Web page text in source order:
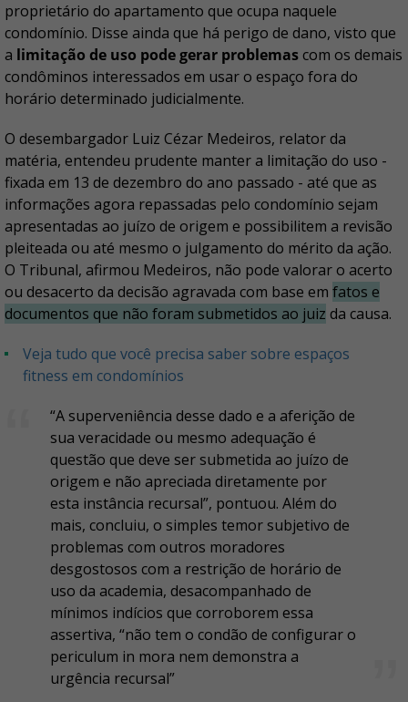
proprietário do apartamento que ocupa naquele
condomínio. Disse ainda que há perigo de dano, visto que
a limitação de uso pode gerar problemascom os demais
condôminos interessados em usar o espaço fora do
horário determinado judicialmente.
O desembargador Luiz Cézar Medeiros, relator da
matéria, entendeu prudente manter a limitação do uso -
fixada em 13 de dezembro do ano passado - até que as
informações agora repassadas pelo condomínio sejam
apresentadas ao juízo de origem e possibilitem a revisão
pleiteada ou até mesmo o julgamento do mérito da ação.
O Tribunal, afirmou Medeiros, não pode valorar o acerto
ou desacerto da decisão agravada com base em fatos e
documentos que não foram submetidos ao juiz da causa.
Veja tudo que você precisa saber sobre espaços
fitness em condomínios
“A superveniência desse dado e a aferição de
sua veracidade ou mesmo adequação é
questão que deve ser submetida ao juízo de
origem e não apreciada diretamente por
esta instância recursal”, pontuou. Além do
mais, concluiu, o simples temor subjetivo de
problemas com outros moradores
desgostosos com a restrição de horário de
uso da academia, desacompanhado de
mínimos indícios que corroborem essa
assertiva, “não tem o condão de configurar o
periculum in mora nem demonstra a
urgência recursal”